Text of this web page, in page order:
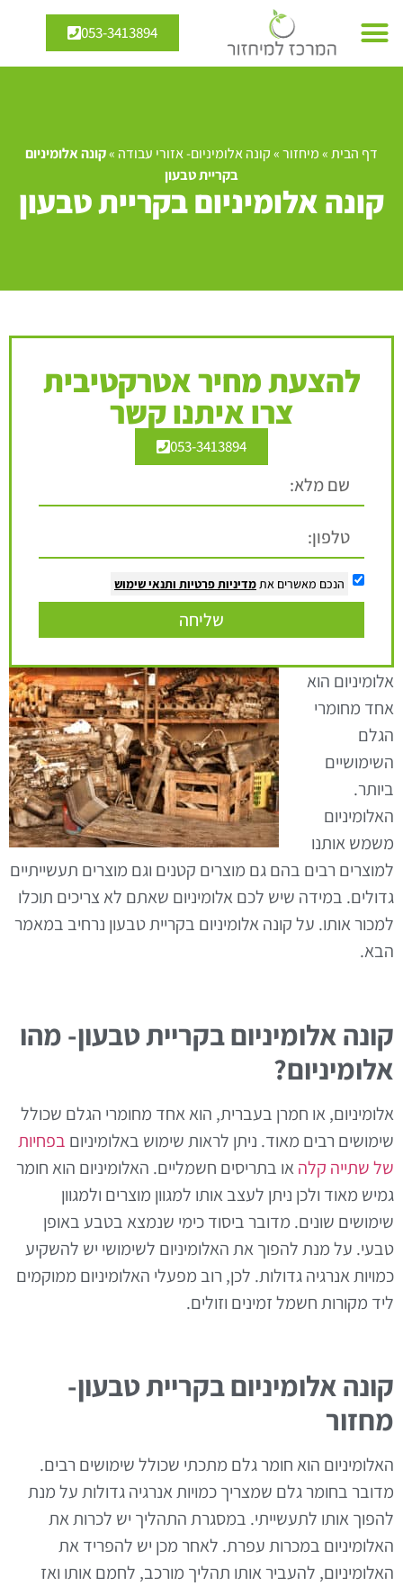
053-3413894
דף הבית»מיחזור»קונה אלומיניום- אזורי עבודה »קונה אלומיניום
בקריית טבעון
קונה אלומיניום בקריית טבעון
להצעת מחיר אטרקטיבית
צרו איתנו קשר
053-3413894
הנכם מאשרים את מדיניות פרטיות ותנאי שימוש
שליחה
אלומיניום הוא
אחד מחומרי
הגלם
השימושיים
ביותר.
האלומיניום
משמש אותנו
למוצרים רבים בהם גם מוצרים קטנים וגם מוצרים תעשייתיים
גדולים. במידה שיש לכם אלומיניום שאתם לא צריכים תוכלו
למכור אותו. על קונה אלומיניום בקריית טבעון נרחיב במאמר
הבא.
קונה אלומיניום בקריית טבעון- מהו
אלומיניום?
אלומיניום, או חמרן בעברית, הוא אחד מחומרי הגלם שכולל
שימושים רבים מאוד. ניתן לראות שימוש באלומיניום בפחיות
של שתייה קלהאו בתריסים חשמליים. האלומיניום הוא חומר
גמיש מאוד ולכן ניתן לעצב אותו למגוון מוצרים ולמגוון
שימושים שונים. מדובר ביסוד כימי שנמצא בטבע באופן
טבעי. על מנת להפוך את האלומיניום לשימושי יש להשקיע
כמויות אנרגיה גדולות. לכן, רוב מפעלי האלומיניום ממוקמים
ליד מקורות חשמל זמינים וזולים.
קונה אלומיניום בקריית טבעון-
מחזור
האלומיניום הוא חומר גלם מתכתי שכולל שימושים רבים.
מדובר בחומר גלם שמצריך כמויות אנרגיה גדולות על מנת
להפוך אותו לתעשייתי. במסגרת התהליך יש לכרות את
האלומיניום במכרות עפרת. לאחר מכן יש להפריד את
האלומיניום, להעביר אותו תהליך מורכב, לחמם אותו ואז